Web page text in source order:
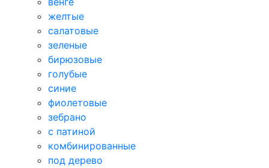
желтые
салатовые
зеленые
бирюзовые
голубые
синие
фиолетовые
зебрано
с патиной
комбинированные
под дерево